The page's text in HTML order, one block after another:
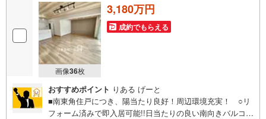
画像36枚
3,180万円
成約でもらえる
おすすめポイント りある げーと
■南東角住戸につき、陽当たり良好！周辺環境充実！ ○リ
フォーム済みで即入居可能!!日当たりの良い南向きバルコニ